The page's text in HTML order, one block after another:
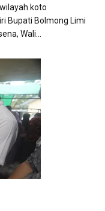
koto
Bupati Bolmong Limi
Wali…